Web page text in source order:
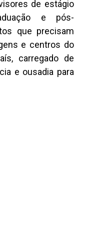
de estágio
e pós-
que precisam
e centros do
carregado de
e ousadia para